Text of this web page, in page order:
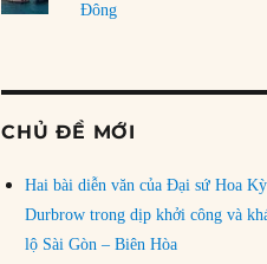
Đông
CHỦ ĐỀ MỚI
Hai bài diễn văn của Đại sứ Hoa
Durbrow trong dịp khởi công và
lộ Sài Gòn – Biên Hòa